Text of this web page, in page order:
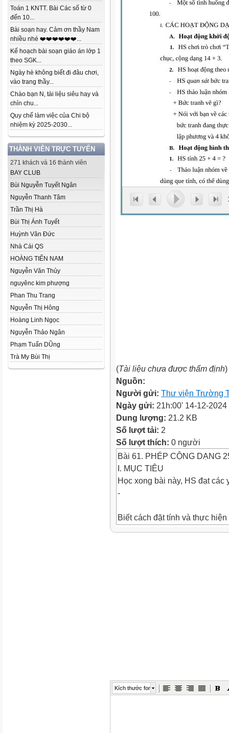
Toán 1 KNTT. Bài Các số từ 0
đến 10...
Bài soạn hay. Cảm ơn thầy Nam
nhiều nhé ❤️❤️❤️❤️❤️❤️...
Kế hoạch bài soạn giáo án lớp 1
theo SGK...
Ngày hè không biết đi đâu chơi,
vào trang thầy...
Chào bạn N, tài liệu siêu hay và
chỉn chu...
Quy chế làm việc của Chi bộ
nhiệm kỳ 2025-2030...
THÀNH VIÊN TRỰC TUYẾN
271 khách và 16 thành viên
BAY CLUB
Bùi Nguyễn Tuyết Ngân
Nguyễn Thanh Tâm
Trần Thị Hà
Bùi Thị Ánh Tuyết
Huỳnh Văn Đức
Nhà Cái QS
HOÀNG TIẾN NAM
Nguyễn Văn Thủy
nguyênc kim phượng
Phan Thu Trang
Nguyễn Thị Hông
Hoàng Linh Ngọc
Nguyễn Thảo Ngân
Phạm Tuấn DŨng
Trà My Bùi Thị
(Tài liệu chưa được thẩm định)
Nguồn:
Người gửi: Thư viện Trường
Ngày gửi: 21h:00' 14-12-2024
Dung lượng: 21.2 KB
Số lượt tải: 2
Số lượt thích: 0 người
Bài 61. PHÉP CỘNG DẠNG
I. MỤC TIÊU
Học xong bài này, HS đạt các
-
Biết cách đặt tính và thực
Kích thước font